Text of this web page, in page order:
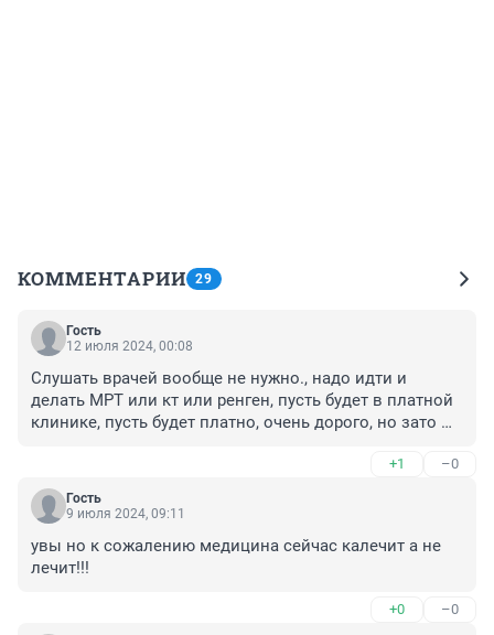
КОММЕНТАРИИ 29
Гость
12 июля 2024, 00:08
Слушать врачей вообще не нужно., надо идти и
делать МРТ или кт или ренген, пусть будет в платной
клинике, пусть будет платно, очень дорого, но зато
время. А врачей из нашей ЦРБ, кто не пройдёт
аттестацию, по увольнять. Одни бездари. Диагноз
берут из гугла. Меня 2 года назад чуть не сделали
специалистя
+1 –0
Гость
9 июля 2024, 09:11
увы но к сожалению медицина сейчас калечит а не
лечит!!!
+0 –0